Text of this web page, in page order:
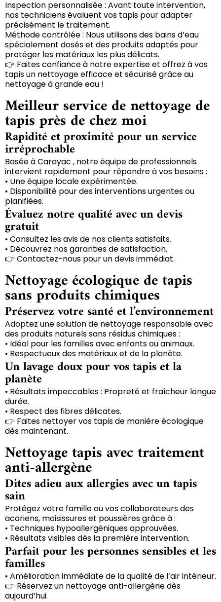
Inspection personnalisée : Avant toute intervention,
nos techniciens évaluent vos tapis pour adapter
précisément le traitement.
Méthode contrôlée : Nous utilisons des bains d’eau
spécialement dosés et des produits adaptés pour
protéger les matériaux les plus délicats.
👉 Faites confiance à notre expertise et offrez à vos
tapis un nettoyage efficace et sécurisé grâce au
nettoyage à grande eau !
Meilleur service de nettoyage de
tapis près de chez moi
Rapidité et proximité pour un service
irréprochable
Basée à Carayac , notre équipe de professionnels
intervient rapidement pour répondre à vos besoins :
• Une équipe locale expérimentée.
• Disponibilité pour des interventions urgentes ou
planifiées.
Évaluez notre qualité avec un devis
gratuit
• Consultez les avis de nos clients satisfaits.
• Découvrez nos garanties de satisfaction.
👉 Contactez-nous pour un devis immédiat.
Nettoyage écologique de tapis
sans produits chimiques
Préservez votre santé et l’environnement
Adoptez une solution de nettoyage responsable avec
des produits naturels sans résidus chimiques :
• Idéal pour les familles avec enfants ou animaux.
• Respectueux des matériaux et de la planète.
Un lavage doux pour vos tapis et la
planète
• Résultats impeccables : Propreté et fraîcheur longue
durée.
• Respect des fibres délicates.
👉 Faites nettoyer vos tapis de manière écologique
dès maintenant.
Nettoyage tapis avec traitement
anti-allergène
Dites adieu aux allergies avec un tapis
sain
Protégez votre famille ou vos collaborateurs des
acariens, moisissures et poussières grâce à :
• Techniques hypoallergéniques approuvées.
• Résultats visibles dès la première intervention.
Parfait pour les personnes sensibles et les
familles
• Amélioration immédiate de la qualité de l’air intérieur.
👉 Réservez un nettoyage anti-allergène dès
aujourd’hui.